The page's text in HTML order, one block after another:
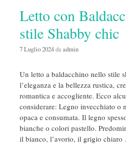
Letto con
stile Shabby chic
7 Luglio 2024daadmin
Un letto a baldacchino nello stile
l’eleganza e la bellezza rustica,
romantica e accogliente. Ecco
considerare: Legno invecchiato o
opaca e consumata. Il legno
bianche o colori pastello.
il bianco, l’avorio, il grigio